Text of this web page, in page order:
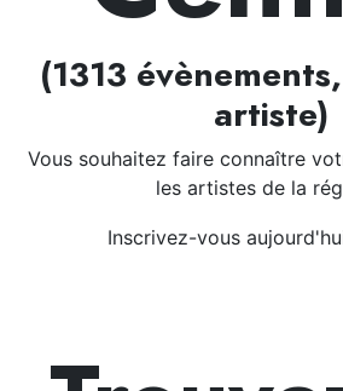
(1313
artiste)
Vous souhaitez faire connaître
les artistes de la
Inscrivez-vous